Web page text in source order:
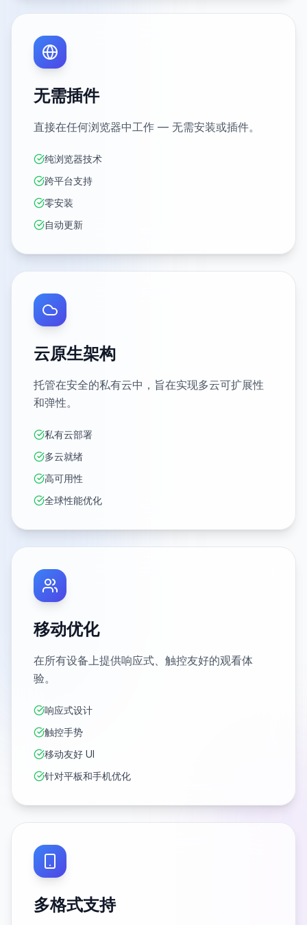
无需插件
直接在任何浏览器中工作 — 无需安装或插件。
纯浏览器技术
跨平台支持
零安装
自动更新
云原生架构
托管在安全的私有云中，旨在实现多云可扩展性
和弹性。
私有云部署
多云就绪
高可用性
全球性能优化
移动优化
在所有设备上提供响应式、触控友好的观看体
验。
响应式设计
触控手势
移动友好 UI
针对平板和手机优化
多格式支持